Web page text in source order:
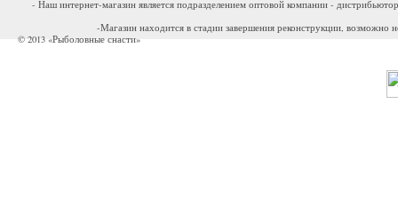
- Наш интернет-магазин является подразделением оптовой компании -
-Магазин находится в стадии завершения реконструкции, возможно
© 2013 «Рыболовные снасти»